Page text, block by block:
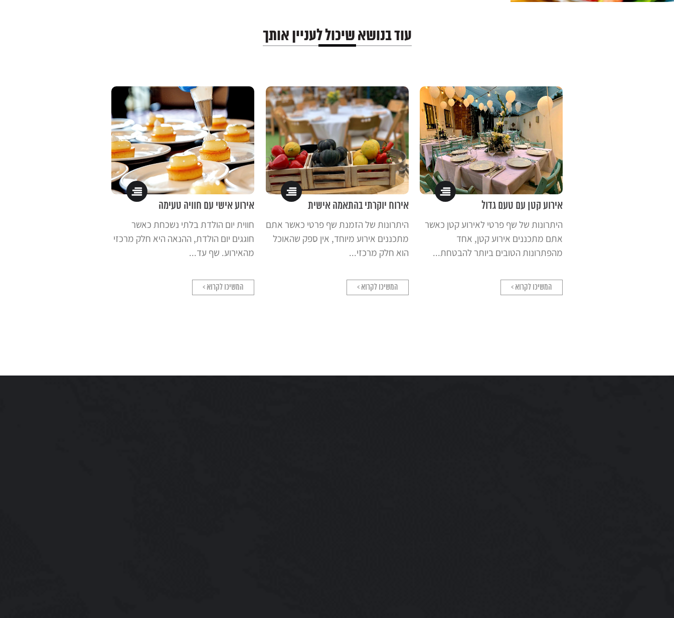
עוד בנושא שיכול לעניין אותך
אירוע קטן עם טעם גדול
היתרונות של שף פרטי לאירוע קטן כאשר
אתם מתכננים אירוע קטן, אחד
מהפתרונות הטובים ביותר להבטחת...
המשיכו לקרוא >
אירוח יוקרתי בהתאמה אישית
היתרונות של הזמנת שף פרטי כאשר אתם
מתכננים אירוע מיוחד, אין ספק שהאוכל
הוא חלק מרכזי...
המשיכו לקרוא >
אירוע אישי עם חוויה טעימה
חווית יום הולדת בלתי נשכחת כאשר
חוגגים יום הולדת, ההנאה היא חלק מרכזי
מהאירוע. שף עד...
המשיכו לקרוא >